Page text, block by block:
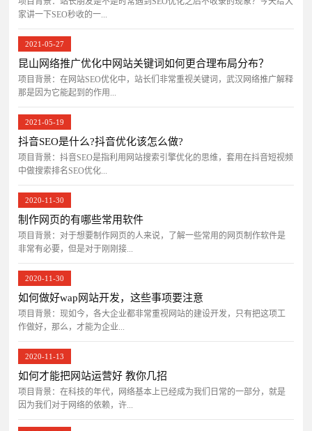
家讲一下SEO秒收的一...
2021-05-27
昆山网络推广优化中网站关键词如何更合理布局分布？
项目背景：在网站SEO优化中，站长们非常重视关键词，武汉网络推广解释
那是因为它能起到的作用...
2021-05-19
抖音SEO是什么?抖音优化该怎么做?
项目背景：抖音SEO是指利用网站搜索引擎优化的思维，套用在抖音短视频
中做搜索排名SEO优化...
2020-11-30
制作网页的有哪些常用软件
项目背景：对于想要制作网页的人来说，了解一些常用的网页制作软件是
非常有必要，但是对于刚刚接...
2020-11-30
如何做好wap网站开发，这些事项要注意
项目背景：​现如今，各大企业都非常重视网站的建设开发，只有把这项工
作做好，那么，才能为企业...
2020-11-13
如何才能把网站运营好 教你几招
项目背景：在科技的年代，网络基本上已经成为我们日常的一部分，就是
因为我们对于网络的依赖，许...